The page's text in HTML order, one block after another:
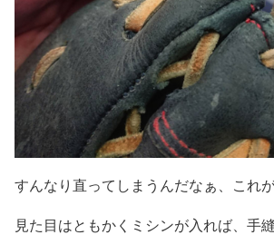
すんなり直ってしまうんだなぁ、これ
見た目はともかくミシンが入れば、手